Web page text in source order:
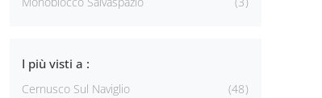
I più visti a :
Cernusco Sul Naviglio
48